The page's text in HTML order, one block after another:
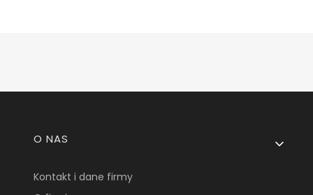
Linki w stopce
O NAS
Kontakt i dane firmy